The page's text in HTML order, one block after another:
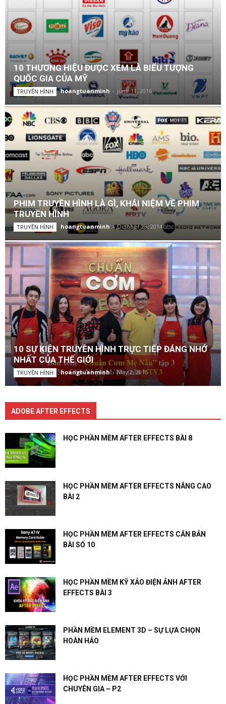
10 THƯƠNG HIỆU ĐƯỢC XEM LÀ BIỂU TƯỢNG
QUỐC GIA CỦA MỸ
TRUYỀN HÌNH hoangtuanminh - June 11, 2016
PHIM TRUYỀN HÌNH LÀ GÌ, KHÁI NIỆM VỀ PHIM
TRUYỀN HÌNH
TRUYỀN HÌNH hoangtuanminh - October 28, 2014
10 SỰ KIỆN TRUYỀN HÌNH TRỰC TIẾP ĐÁNG NHỚ
NHẤT CỦA THẾ GIỚI
TRUYỀN HÌNH hoangtuanminh - May 2, 2015
ADOBE AFTER EFFECTS
HỌC PHẦN MỀM AFTER EFFECTS BÀI 8
HỌC PHẦN MỀM AFTER EFFECTS NÂNG CAO
BÀI 2
HỌC PHẦN MỀM AFTER EFFECTS CĂN BẢN
BÀI SỐ 10
HỌC PHẦN MỀM KỸ XẢO ĐIỆN ẢNH AFTER
EFFECTS BÀI 3
PHẦN MỀM ELEMENT 3D – SỰ LỰA CHỌN
HOÀN HẢO
HỌC PHẦN MỀM AFTER EFFECTS VỚI
CHUYÊN GIA – P2